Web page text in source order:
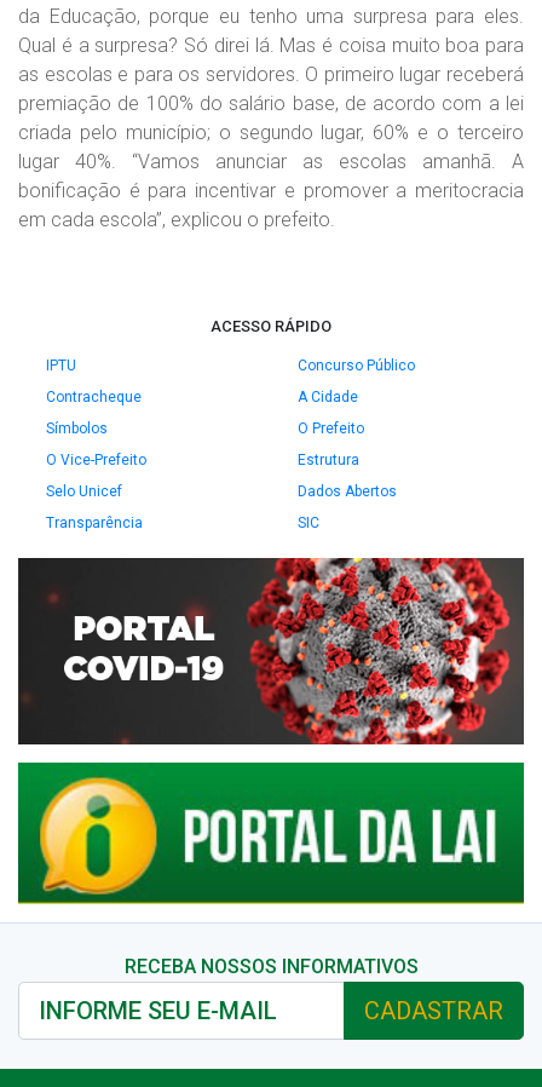
da Educação, porque eu tenho uma surpresa para eles.
Qual é a surpresa? Só direi lá. Mas é coisa muito boa para
as escolas e para os servidores. O primeiro lugar receberá
premiação de 100% do salário base, de acordo com a lei
criada pelo município; o segundo lugar, 60% e o terceiro
lugar 40%. “Vamos anunciar as escolas amanhã. A
bonificação é para incentivar e promover a meritocracia
em cada escola”, explicou o prefeito.
ACESSO RÁPIDO
IPTU
Concurso Público
Contracheque
A Cidade
Símbolos
O Prefeito
O Vice-Prefeito
Estrutura
Selo Unicef
Dados Abertos
Transparência
SIC
RECEBA NOSSOS INFORMATIVOS
CADASTRAR